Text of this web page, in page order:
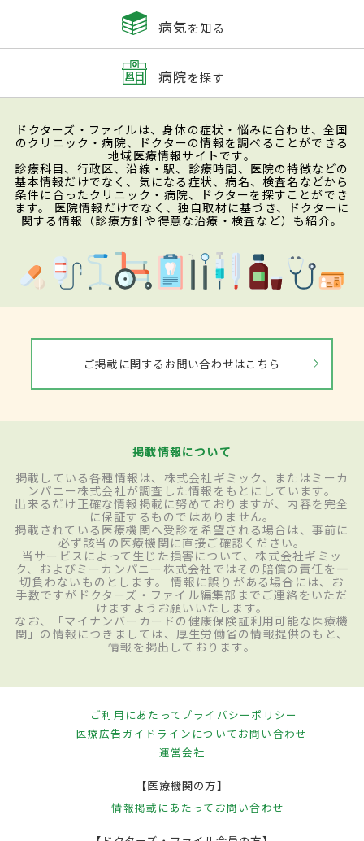
病気を知る
病院を探す
ドクターズ・ファイルは、身体の症状・悩みに合わせ、全国
のクリニック・病院、ドクターの情報を調べることができる
地域医療情報サイトです。
診療科目、行政区、沿線・駅、診療時間、医院の特徴などの
基本情報だけでなく、気になる症状、病名、検査名などから
条件に合ったクリニック・病院、ドクターを探すことができ
ます。 医院情報だけでなく、独自取材に基づき、ドクターに
関する情報（診療方針や得意な治療・検査など）も紹介。
ご掲載に関するお問い合わせはこちら
掲載情報について
掲載している各種情報は、株式会社ギミック、またはミーカ
ンパニー株式会社が調査した情報をもとにしています。
出来るだけ正確な情報掲載に努めておりますが、内容を完全
に保証するものではありません。
掲載されている医療機関へ受診を希望される場合は、事前に
必ず該当の医療機関に直接ご確認ください。
当サービスによって生じた損害について、株式会社ギミッ
ク、およびミーカンパニー株式会社ではその賠償の責任を一
切負わないものとします。 情報に誤りがある場合には、お
手数ですがドクターズ・ファイル編集部までご連絡をいただ
けますようお願いいたします。
なお、「マイナンバーカードの健康保険証利用可能な医療機
関」の情報につきましては、厚生労働省の情報提供のもと、
情報を掲出しております。
ご利用にあたってプライバシーポリシー
医療広告ガイドラインについてお問い合わせ
運営会社
【医療機関の方】
情報掲載にあたって お問い合わせ